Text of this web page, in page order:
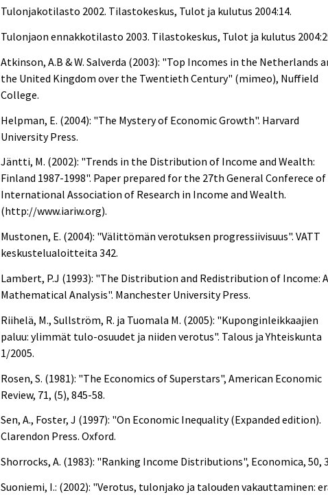
Tulonjakotilasto 2002. Tilastokeskus, Tulot ja kulutus 2004:14.
Tulonjaon ennakkotilasto 2003. Tilastokeskus, Tulot ja kulutus
Atkinson, A.B & W. Salverda (2003): "Top Incomes in the Netherlands
the United Kingdom over the Twentieth Century" (mimeo), Nuffield
College.
Helpman, E. (2004): "The Mystery of Economic Growth". Harvard
University Press.
Jäntti, M. (2002): "Trends in the Distribution of Income and Wealth:
Finland 1987-1998". Paper prepared for the 27th General Conferece
International Association of Research in Income and Wealth.
(http://www.iariw.org).
Mustonen, E. (2004): "Välittömän verotuksen progressiivisuus". VATT
keskustelualoitteita 342.
Lambert, P.J (1993): "The Distribution and Redistribution of Income: A
Mathematical Analysis". Manchester University Press.
Riihelä, M., Sullström, R. ja Tuomala M. (2005): "Kuponginleikkaajien
paluu: ylimmät tulo-osuudet ja niiden verotus". Talous ja Yhteiskunta
1/2005.
Rosen, S. (1981): "The Economics of Superstars", American Economic
Review, 71, (5), 845-58.
Sen, A., Foster, J (1997): "On Economic Inequality (Expanded edition).
Clarendon Press. Oxford.
Shorrocks, A. (1983): "Ranking Income Distributions", Economica, 50,
Suoniemi, I.: (2002): "Verotus, tulonjako ja talouden vakauttaminen: